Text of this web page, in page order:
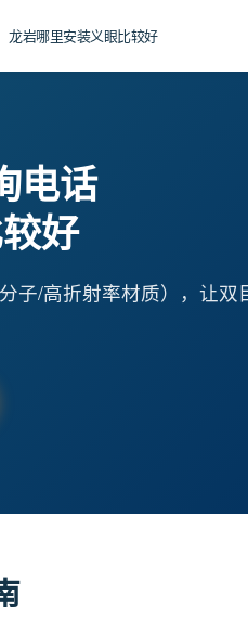
龙岩哪里安装义眼比较好
电话
好
子/高折射率材质），让双